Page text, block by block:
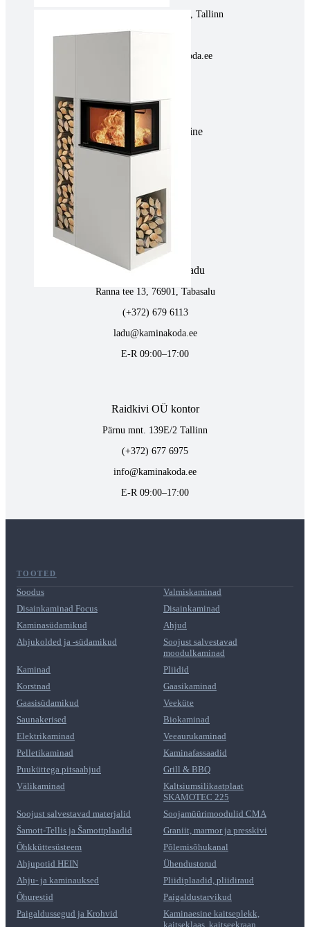
Pärnu mnt. 139E/2, 11317, Tallinn
(+372) 677 6977
kaminakoda@kaminakoda.ee
Tartus kivi töötlemine
Tähe 127E, Tartu
vaino@raidkivi.ee
E-R 09:00–17:00
Tabasalus kamina ladu
Ranna tee 13, 76901, Tabasalu
(+372) 679 6113
ladu@kaminakoda.ee
E-R 09:00–17:00
Raidkivi OÜ kontor
Pärnu mnt. 139E/2 Tallinn
(+372) 677 6975
info@kaminakoda.ee
E-R 09:00–17:00
TOOTED
Soodus
Valmiskaminad
Disainkaminad Focus
Disainkaminad
Kaminasüdamikud
Ahjud
Ahjukolded ja -südamikud
Soojust salvestavad
moodulkaminad
Kaminad
Pliidid
Korstnad
Gaasikaminad
Gaasisüdamikud
Veeküte
Saunakerised
Biokaminad
Elektrikaminad
Veeaurukaminad
Pelletikaminad
Kaminafassaadid
Puuküttega pitsaahjud
Grill & BBQ
Välikaminad
Kaltsiumsilikaatplaat
SKAMOTEC 225
Soojust salvestavad materjalid
Soojamüürimoodulid CMA
Šamott-Tellis ja Šamottplaadid
Graniit, marmor ja presskivi
Õhkküttesüsteem
Põlemisõhukanal
Ahjupotid HEIN
Ühendustorud
Ahju- ja kaminauksed
Pliidiplaadid, pliidiraud
Õhurestid
Paigaldustarvikud
Paigaldussegud ja Krohvid
Kaminaesine kaitseplekk,
kaitseklaas, kaitseekraan